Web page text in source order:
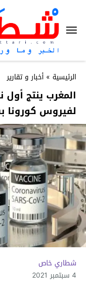
الرئيسية » أخبار و تقارير
المغرب ينتج
لفيروس كورونا
شطاري خاص
4 سبتمبر 2021